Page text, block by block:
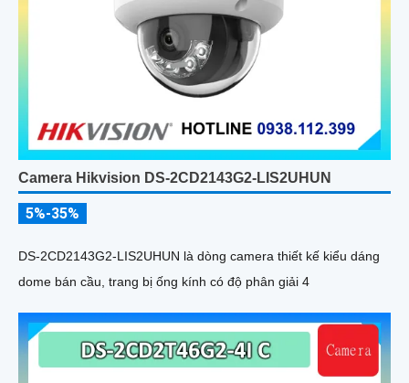
Camera Hikvision DS-2CD2143G2-LIS2UHUN
5%-35%
DS-2CD2143G2-LIS2UHUN là dòng camera thiết kế kiểu dáng
dome bán cầu, trang bị ống kính có độ phân giải 4